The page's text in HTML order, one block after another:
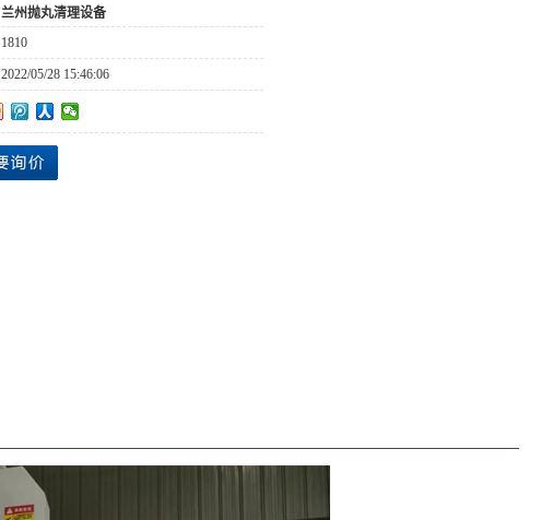
兰州抛丸清理设备
1810
2022/05/28 15:46:06